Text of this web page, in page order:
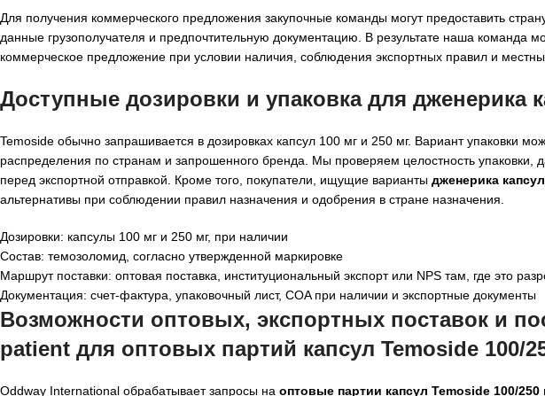
Для получения коммерческого предложения закупочные команды могут предоставить
данные грузополучателя и предпочтительную документацию. В результате наша команда
коммерческое предложение при условии наличия, соблюдения экспортных правил и
Доступные дозировки и упаковка для дженерика
Temoside обычно запрашивается в дозировках капсул 100 мг и 250 мг. Вариант упаковки
распределения по странам и запрошенного бренда. Мы проверяем целостность упаковки,
перед экспортной отправкой. Кроме того, покупатели, ищущие варианты дженерика
альтернативы при соблюдении правил назначения и одобрения в стране назначения.
Дозировки: капсулы 100 мг и 250 мг, при наличии
Состав: темозоломид, согласно утвержденной маркировке
Маршрут поставки: оптовая поставка, институциональный экспорт или NPS там, где это
Документация: счет-фактура, упаковочный лист, COA при наличии и экспортные документы
Возможности оптовых, экспортных поставок и
patient для оптовых партий капсул Temoside 100/
Oddway International обрабатывает запросы на оптовые партии капсул Temoside 100/250